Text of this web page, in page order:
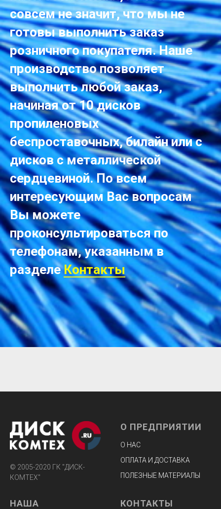
совсем не значит, что мы не
готовы выполнить заказ
розничного покупателя. Наше
производство позволяет
выполнить любой заказ,
начиная от 10 дисков
пропиленовых
беспроставочных, билайн или с
дисков с металлической
сердцевиной. По всем
интересующим Вас вопросам
Вы можете
проконсультироваться по
телефонам, указанным в
разделе Контакты
© 2005-2020 ГК "ДИСК-
КОМТЕХ"
О ПРЕДПРИЯТИИ
О НАС
ОПЛАТА И ДОСТАВКА
ПОЛЕЗНЫЕ МАТЕРИАЛЫ
НАША КОНТАКТЫ